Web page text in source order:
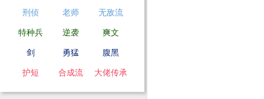
刑侦 老师 无敌流
特种兵 逆袭 爽文
剑 勇猛 腹黑
护短 合成流 大佬传承